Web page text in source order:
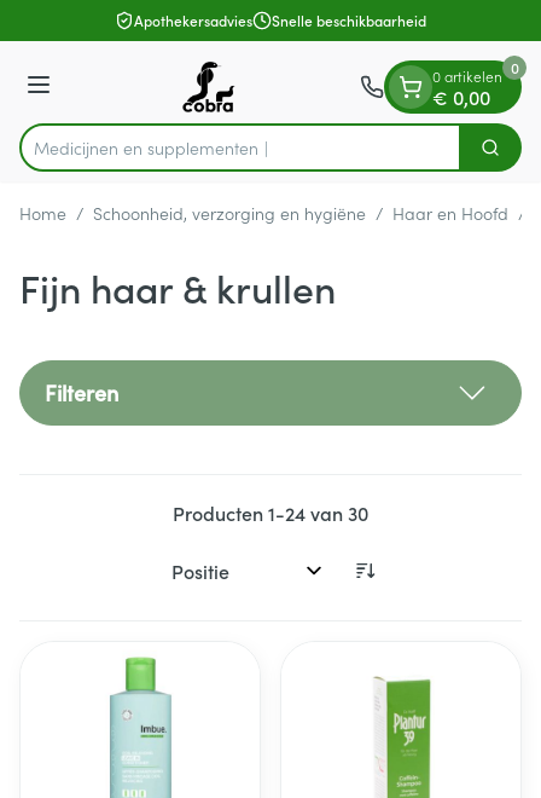
Ga naar de inhoudApothekersadvies Snelle beschikbaarheid
Menu
Product, merk, categorie...
Medicijne Zoek
0 artikelen
€ 0,00
0
Home / Schoonheid, verzorging en hygiëne / Haar en Hoofd /
Fijn haar & krullen
Filteren
Producten1-24van30
Sorteer op: